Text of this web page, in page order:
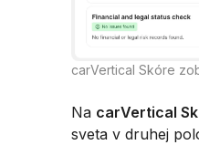
carVertical Skóre
Na carVertical
sveta v druhej